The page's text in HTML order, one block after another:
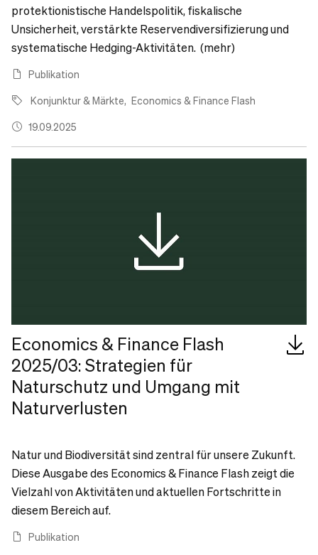
protektionistische Handelspolitik, fiskalische
Unsicherheit, verstärkte Reservendiversifizierung und
systematische Hedging-Aktivitäten. (mehr)
Publikation
Konjunktur & Märkte Economics & Finance Flash
19.09.2025
Economics & Finance Flash
2025/03: Strategien für
Naturschutz und Umgang mit
Naturverlusten
Natur und Biodiversität sind zentral für unsere Zukunft.
Diese Ausgabe des Economics & Finance Flash zeigt die
Vielzahl von Aktivitäten und aktuellen Fortschritte in
diesem Bereich auf.
Publikation